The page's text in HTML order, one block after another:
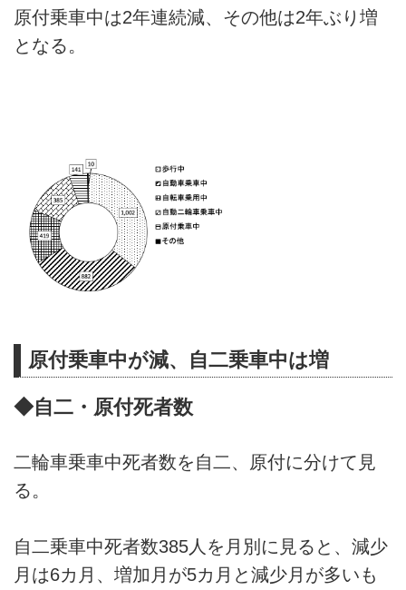
原付乗車中は2年連続減、その他は2年ぶり増
となる。
原付乗車中が減、自二乗車中は増
◆自二・原付死者数
二輪車乗車中死者数を自二、原付に分けて見
る。
自二乗車中死者数385人を月別に見ると、減少
月は6カ月、増加月が5カ月と減少月が多いも